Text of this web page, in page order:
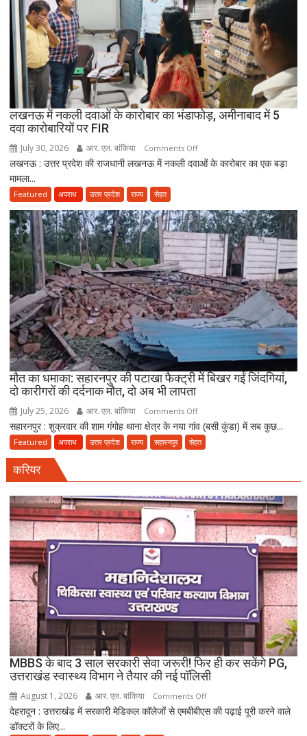
जरूरी!
फिर
ही
कर
सकेंगे
PG,
उत्तराखंड
स्वास्थ्य
तैयार
लखनऊ में नकली दवाओं के कारोबार का भंडाफोड़, अमीनाबाद में 5
दवा कारोबारियों पर FIR
July 30, 2026 आर. एल. बांकिया Comments Offon
लखनऊ
दवाओं
के
कारोबार
का
भंडाफोड़,
अमीनाबाद
में
5
दवा
पर
FIR
लखनऊ : उत्तर प्रदेश की राजधानी लखनऊ में नकली दवाओं के कारोबार का एक बड़ा
मामला...
Featured अपराध उत्तर प्रदेश राज्य सेहत
मौत का धमाका: सहारनपुर की पटाखा फैक्ट्री में बिखर गईं जिंदगियां,
दो कारीगरों की दर्दनाक मौत, दो अब भी लापता
July 25, 2026 आर. एल. बांकिया Comments Offon
मौत
का
पटाखा
फैक्ट्री
में
बिखर
जिंदगियां,
दो
की
दर्दनाक
मौत,
दो
अब
भी
लापता
सहारनपुर : शुक्रवार की शाम गंगोह थाना क्षेत्र के नया गांव (बसी कुंडा) में सब कुछ...
Featured अपराध उत्तर प्रदेश राज्य सहारनपुर सेहत
करियर
MBBS के बाद 3 साल सरकारी सेवा जरूरी! फिर ही कर सकेंगे PG,
उत्तराखंड स्वास्थ्य विभाग ने तैयार की नई पॉलिसी
August 1, 2026 आर. एल. बांकिया Comments Offon
MBBS
देहरादून : उत्तराखंड में सरकारी मेडिकल कॉलेजों से एमबीबीएस की पढ़ाई पूरी करने वाले
डॉक्टरों के लिए...